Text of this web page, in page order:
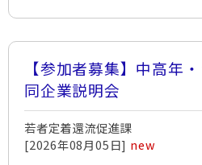
【参加者募集】中高年
同企業説明会
若者定着還流促進課
[2026年08月05日] new